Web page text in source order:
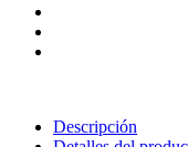
Descripción